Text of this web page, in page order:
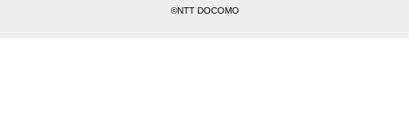
©NTT DOCOMO